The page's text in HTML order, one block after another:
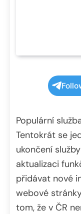
Populární
Tentokrát se
ukončení
aktualizaci
přidávat nové
webové
tom, že v ČR